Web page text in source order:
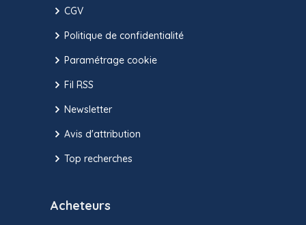
CGV
Politique de confidentialité
Paramétrage cookie
Fil RSS
Newsletter
Avis d'attribution
Top recherches
Acheteurs